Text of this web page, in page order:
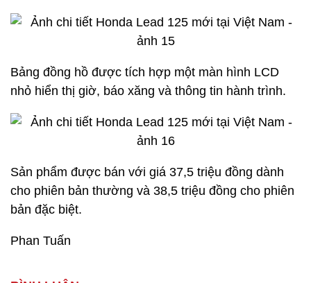
Bảng đồng hồ được tích hợp một màn hình LCD
nhỏ hiển thị giờ, báo xăng và thông tin hành trình.
Sản phẩm được bán với giá 37,5 triệu đồng dành
cho phiên bản thường và 38,5 triệu đồng cho phiên
bản đặc biệt.
Phan Tuấn